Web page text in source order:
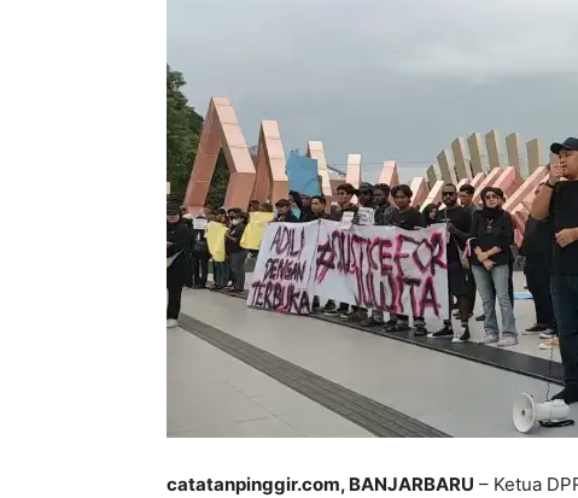
catatanpinggir.com, BANJARBARU – Ketua